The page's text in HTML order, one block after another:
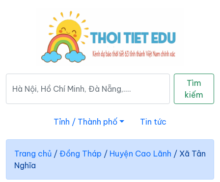
Tìm
kiếm
Tỉnh / Thành phố Tin tức
Trang chủ / Đồng Tháp / Huyện Cao Lãnh / Xã Tân
Nghĩa